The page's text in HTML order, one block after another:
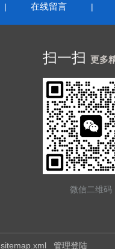
| 在线留言 |
扫一扫 更多
微信二维码
sitemap.xml 管理登陆